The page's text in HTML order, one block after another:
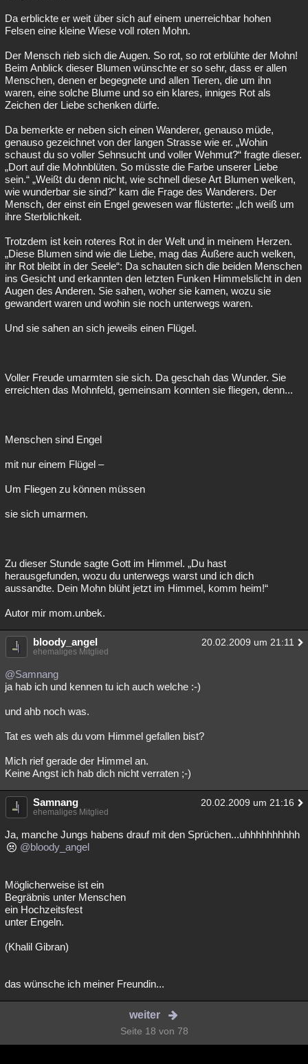
Da erblickte er weit über sich auf einem unerreichbar hohen
Felsen eine kleine Wiese voll roten Mohn.
Der Mensch rieb sich die Augen. So rot, so rot erblühte der Mohn!
Beim Anblick dieser Blumen wünschte er so sehr, dass er allen
Menschen, denen er begegnete und allen Tieren, die um ihn
waren, eine solche Blume und so ein klares, inniges Rot als
Zeichen der Liebe schenken dürfe.
Da bemerkte er neben sich einen Wanderer, genauso müde,
genauso gezeichnet von der langen Strasse wie er. „Wohin
schaust du so voller Sehnsucht und voller Wehmut?“ fragte dieser.
„Dort auf die Mohnblüten. So müsste die Farbe unserer Liebe
sein.“ „Weißt du denn nicht, wie schnell diese Art Blumen welken,
wie wunderbar sie sind?“ kam die Frage des Wanderers. Der
Mensch, der einst ein Engel gewesen war flüsterte: „Ich weiß um
ihre Sterblichkeit.
Trotzdem ist kein roteres Rot in der Welt und in meinem Herzen.
„Diese Blumen sind wie die Liebe, mag das Äußere auch welken,
ihr Rot bleibt in der Seele“: Da schauten sich die beiden Menschen
ins Gesicht und erkannten den letzten Funken Himmelslicht in den
Augen des Anderen. Sie sahen, woher sie kamen, wozu sie
gewandert waren und wohin sie noch unterwegs waren.
Und sie sahen an sich jeweils einen Flügel.
Voller Freude umarmten sie sich. Da geschah das Wunder. Sie
erreichten das Mohnfeld, gemeinsam konnten sie fliegen, denn...
Menschen sind Engel
mit nur einem Flügel –
Um Fliegen zu können müssen
sie sich umarmen.
Zu dieser Stunde sagte Gott im Himmel. „Du hast
herausgefunden, wozu du unterwegs warst und ich dich
aussandte. Dein Mohn blüht jetzt im Himmel, komm heim!“
Autor mir mom.unbek.
bloody_angel 20.02.2009 um 21:11
ehemaliges Mitglied
@Samnang
ja hab ich und kennen tu ich auch welche :-)
und ahb noch was.
Tat es weh als du vom Himmel gefallen bist?
Mich rief gerade der Himmel an.
Keine Angst ich hab dich nicht verraten ;-)
Samnang 20.02.2009 um 21:16
ehemaliges Mitglied
Ja, manche Jungs habens drauf mit den Sprüchen...uhhhhhhhhhh
@bloody_angel
Möglicherweise ist ein
Begräbnis unter Menschen
ein Hochzeitsfest
unter Engeln.
(Khalil Gibran)
das wünsche ich meiner Freundin...
weiter
Seite 18 von 78